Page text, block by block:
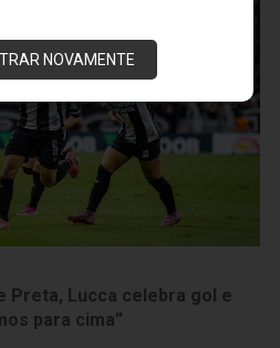
NOVAMENTE
Preta, Lucca celebra gol e
para cima”